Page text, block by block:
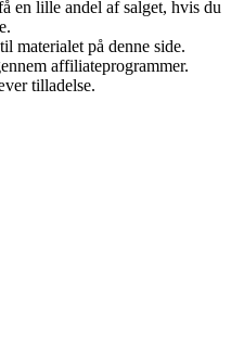
en lille andel af salget, hvis du
materialet på denne side.
affiliateprogrammer.
tilladelse.